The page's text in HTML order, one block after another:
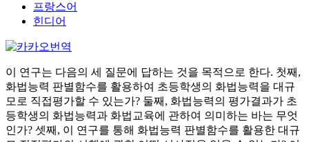
프랑스어
힌디어
이 연구는 다음의 세 질문에 답하는 것을 목적으로 한다. 첫째,
화법능력 판별함수를 활용하여 초등학생의 화법능력을 대규
모로 직접평가할 수 있는가? 둘째, 화법능력의 평가결과가 초
등학생의 화법능력과 화법교육에 관하여 의미하는 바는 무엇
인가? 셋째, 이 연구를 통해 화법능력 판별함수를 활용한 대규